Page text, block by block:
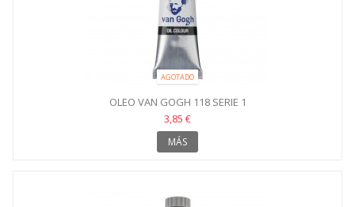
AGOTADO
OLEO VAN GOGH 118 SERIE 1
3,85 €
MÁS